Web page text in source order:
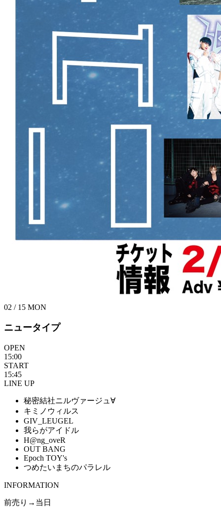
02 / 15 MON
ニュータイプ
OPEN
15:00
START
15:45
LINE UP
秘密結社ニルヴァージュ∀
キミノウィルス
GIV_LEUGEL
我らがアイドル
H@ng_oveR
OUT BANG
Epoch TOY's
つめたいまちのパラレル
INFORMATION
前売り→当日